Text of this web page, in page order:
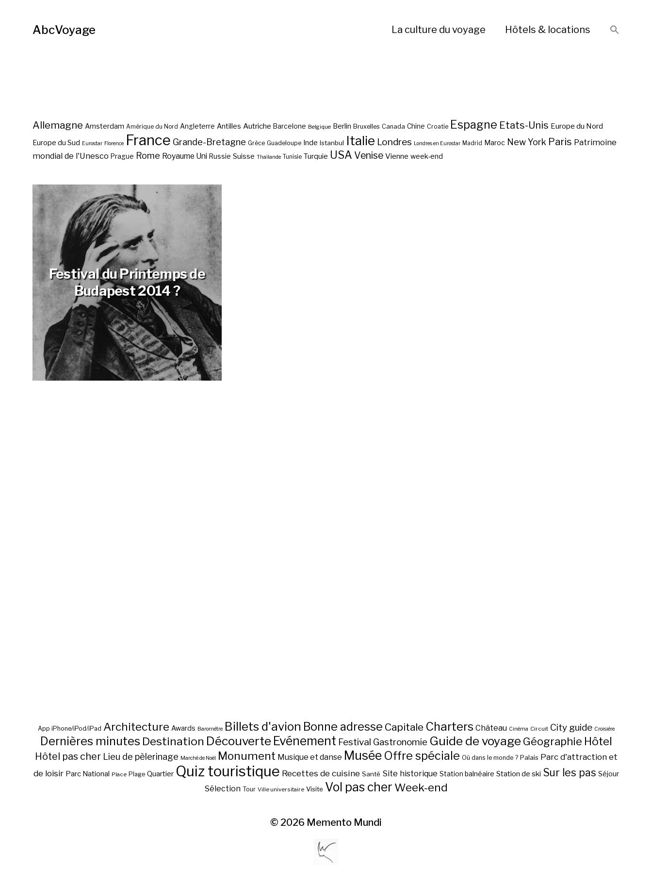
AbcVoyage La culture du voyage Hôtels & locations
Allemagne Amsterdam Amérique du Nord Angleterre Antilles Autriche Barcelone Belgique Berlin Bruxelles Canada Chine Croatie Espagne Etats-Unis Europe du Nord
Europe du Sud Eurostar Florence France Grande-Bretagne Grèce Guadeloupe Inde Istanbul Italie Londres Londres en Eurostar Madrid Maroc New York Paris Patrimoine
mondial de l'Unesco Prague Rome Royaume Uni Russie Suisse Thaïlande Tunisie Turquie USA Venise Vienne week-end
Festival du Printemps de
Budapest 2014 ?
App iPhone/iPod/iPad Architecture Awards Baromètre Billets d'avion Bonne adresse Capitale Charters Château Cinéma Circuit City guide Croisière
Dernières minutes Destination Découverte Evénement Festival Gastronomie Guide de voyage Géographie Hôtel
Hôtel pas cher Lieu de pèlerinage Marché de Noël Monument Musique et danse Musée Offre spéciale Où dans le monde ? Palais Parc d'attraction et
de loisir Parc National Place Plage Quartier Quiz touristique Recettes de cuisine Santé Site historique Station balnéaire Station de ski Sur les pas Séjour
Sélection Tour Ville universitaire Visite Vol pas cher Week-end
© 2026 Memento Mundi